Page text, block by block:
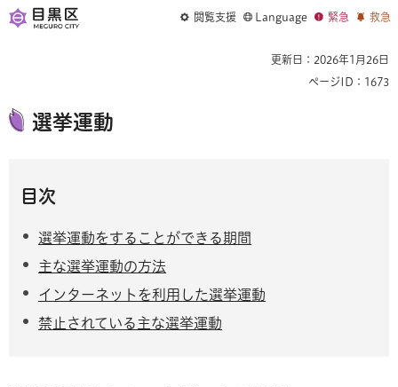
閲覧支援 Language 緊急 救急
更新日：2026年1月26日
ページID：1673
選挙運動
目次
選挙運動をすることができる期間
主な選挙運動の方法
インターネットを利用した選挙運動
禁止されている主な選挙運動